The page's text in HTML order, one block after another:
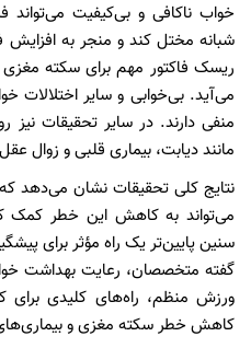
خواب ناکافی و بی‌کیفیت
شبانه مختل کند و منجر به
ریسک فاکتور مهم برای سکته
می‌آید. بی‌خوابی و سایر اختلالات
منفی دارند. در سایر تحقیقات نیز
مانند دیابت، بیماری قلبی و زوال
نتایج کلی تحقیقات نشان می‌دهد
می‌تواند به کاهش این خطر کمک
سنین پایین‌تر یک راه مؤثر برای
گفته متخصصان، رعایت بهداشت
ورزش منظم، راه‌های کلیدی برای
کاهش خطر سکته مغزی و